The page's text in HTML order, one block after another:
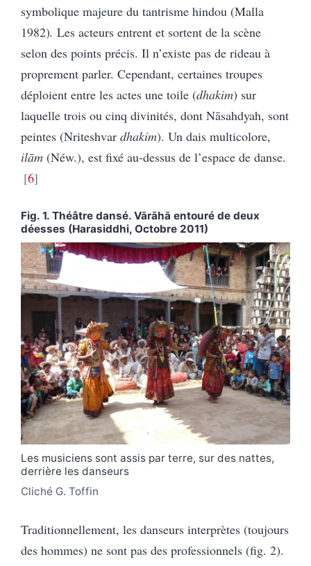
symbolique majeure du tantrisme hindou (Malla
1982). Les acteurs entrent et sortent de la scène
selon des points précis. Il n’existe pas de rideau à
proprement parler. Cependant, certaines troupes
déploient entre les actes une toile (dhakim) sur
laquelle trois ou cinq divinités, dont Nāsahdyah, sont
peintes (Nriteshvar dhakim). Un dais multicolore,
ilām (Néw.), est fixé au-dessus de l’espace de danse.
6
Fig. 1. Théâtre dansé. Vārāhā entouré de deux
déesses (Harasiddhi, Octobre 2011)
Les musiciens sont assis par terre, sur des nattes,
derrière les danseurs
Cliché G. Toffin
Traditionnellement, les danseurs interprètes (toujours
des hommes) ne sont pas des professionnels (fig. 2).